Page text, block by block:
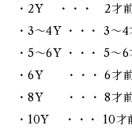
・2Y ・・・ 2才
・3～4Y ・・・ 3
・5～6Y ・・・ 5
・6Y ・・・ 6才
・8Y ・・・ 8才
・10Y ・・・ 10